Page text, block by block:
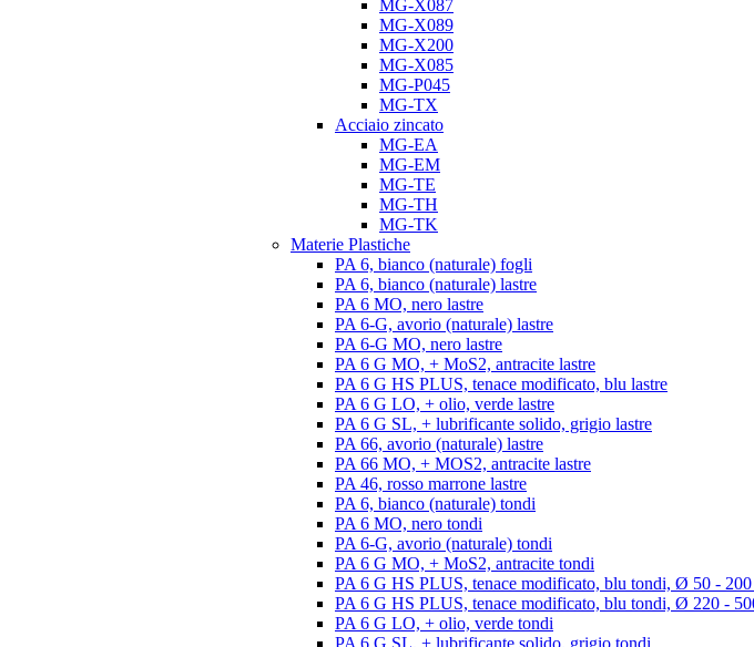
MG-X087
MG-X089
MG-X200
MG-X085
MG-P045
MG-TX
Acciaio zincato
MG-EA
MG-EM
MG-TE
MG-TH
MG-TK
Materie Plastiche
PA 6, bianco (naturale) fogli
PA 6, bianco (naturale) lastre
PA 6 MO, nero lastre
PA 6-G, avorio (naturale) lastre
PA 6-G MO, nero lastre
PA 6 G MO, + MoS2, antracite lastre
PA 6 G HS PLUS, tenace modificato, blu lastre
PA 6 G LO, + olio, verde lastre
PA 6 G SL, + lubrificante solido, grigio lastre
PA 66, avorio (naturale) lastre
PA 66 MO, + MOS2, antracite lastre
PA 46, rosso marrone lastre
PA 6, bianco (naturale) tondi
PA 6 MO, nero tondi
PA 6-G, avorio (naturale) tondi
PA 6 G MO, + MoS2, antracite tondi
PA 6 G HS PLUS, tenace modificato, blu tondi, Ø 50 -
PA 6 G HS PLUS, tenace modificato, blu tondi, Ø 220 -
PA 6 G LO, + olio, verde tondi
PA 6 G SL, + lubrificante solido, grigio tondi